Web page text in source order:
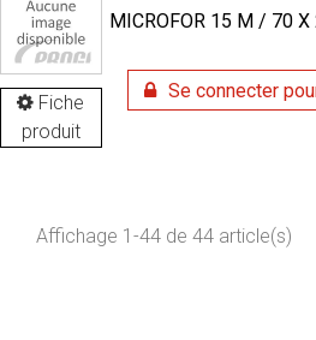
Fiche
produit
MICROFOR 15 M / 70
Se connecter
Affichage 1-44 de 44 article(s)